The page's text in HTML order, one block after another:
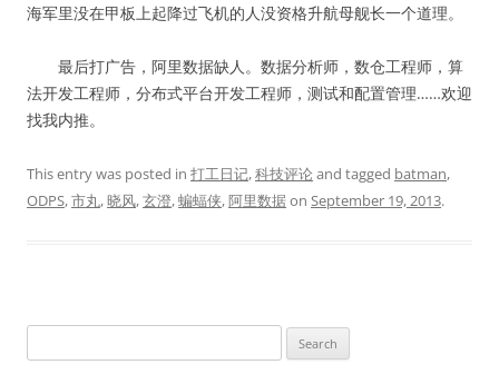
海军里没在甲板上起降过飞机的人没资格升航母舰长一个道理。
最后打广告，阿里数据缺人。数据分析师，数仓工程师，算
法开发工程师，分布式平台开发工程师，测试和配置管理……欢迎
找我内推。
This entry was posted in 打工日记,科技评论and tagged batman,
ODPS,市丸,晓风,玄澄,蝙蝠侠,阿里数据on September 19, 2013.
for: